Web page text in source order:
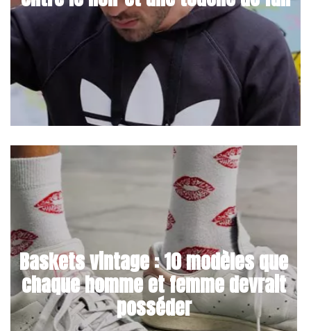
Baskets vintage : 10 modèles que
chaque homme et femme devrait
posséder